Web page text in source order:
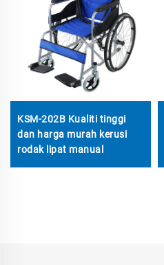
KSM-202B Kualiti tinggi
dan harga murah kerusi
rodak lipat manual